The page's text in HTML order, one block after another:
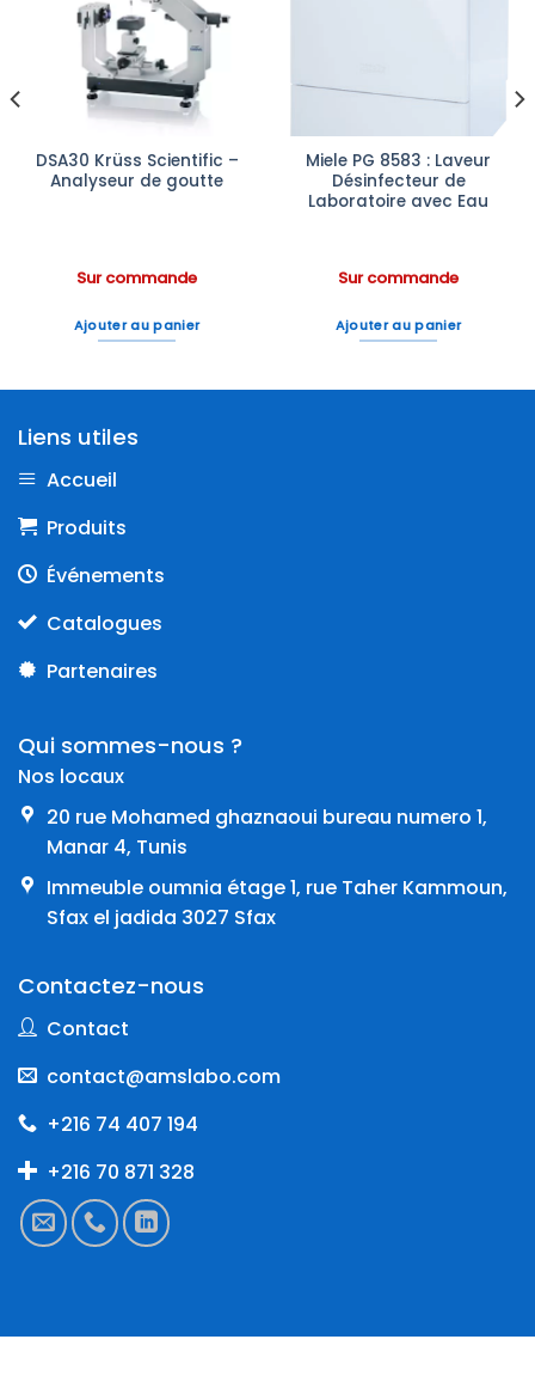
Ajouter
à la liste
d’envies
DSA30 Krüss Scientific –
Analyseur de goutte
Sur commande
Ajouter au panier
Miele PG 8583 : Laveur
Désinfecteur de
Laboratoire avec Eau
Sur commande
Ajouter au panier
Liens utiles
Accueil
Produits
Événements
Catalogues
Partenaires
Qui sommes-nous ?
Nos locaux
20 rue Mohamed ghaznaoui bureau numero 1,
Manar 4, Tunis
Immeuble oumnia étage 1, rue Taher Kammoun,
Sfax el jadida 3027 Sfax
Contactez-nous
Contact
contact@amslabo.com
+216 74 407 194
+216 70 871 328